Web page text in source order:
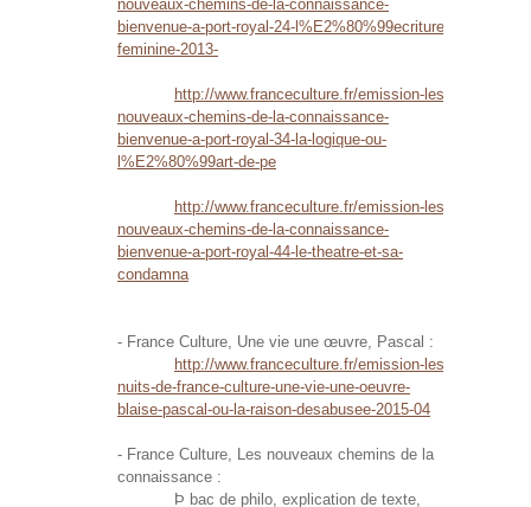
nouveaux-chemins-de-la-connaissance-
bienvenue-a-port-royal-24-l%E2%80%99ecriture-
feminine-2013-
http://www.franceculture.fr/emission-les-
nouveaux-chemins-de-la-connaissance-
bienvenue-a-port-royal-34-la-logique-ou-
l%E2%80%99art-de-pe
http://www.franceculture.fr/emission-les-
nouveaux-chemins-de-la-connaissance-
bienvenue-a-port-royal-44-le-theatre-et-sa-
condamna
- France Culture, Une vie une œuvre, Pascal :
http://www.franceculture.fr/emission-les-
nuits-de-france-culture-une-vie-une-oeuvre-
blaise-pascal-ou-la-raison-desabusee-2015-04
- France Culture, Les nouveaux chemins de la
connaissance :
Þ bac de philo, explication de texte,